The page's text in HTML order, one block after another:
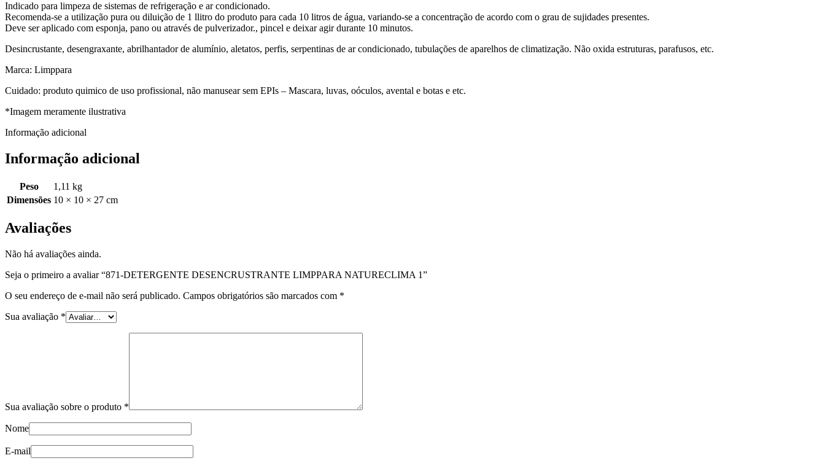
Indicado para limpeza de sistemas de refrigeração e ar condicionado.
Recomenda-se a utilização pura ou diluição de 1 llitro do produto para cada 10 litros de água, variando-se a concentração de acordo com o grau de sujidades presentes.
Deve ser aplicado com esponja, pano ou através de pulverizador., pincel e deixar agir durante 10 minutos.
Desincrustante, desengraxante, abrilhantador de alumínio, aletatos, perfis, serpentinas de ar condicionado, tubulações de aparelhos de climatização. Não oxida estruturas, parafusos, etc.
Marca: Limppara
Cuidado: produto quimico de uso profissional, não manusear sem EPIs – Mascara, luvas, oóculos, avental e botas e etc.
*Imagem meramente ilustrativa
Informação adicional
Informação adicional
Peso
1,11 kg
Dimensões 10 × 10 × 27 cm
Avaliações
Não há avaliações ainda.
Seja o primeiro a avaliar “871-DETERGENTE DESENCRUSTRANTE LIMPPARA NATURECLIMA 1”
O seu endereço de e-mail não será publicado. Campos obrigatórios são marcados com *
Sua avaliação *
Sua avaliação sobre o produto *
Nome
E-mail